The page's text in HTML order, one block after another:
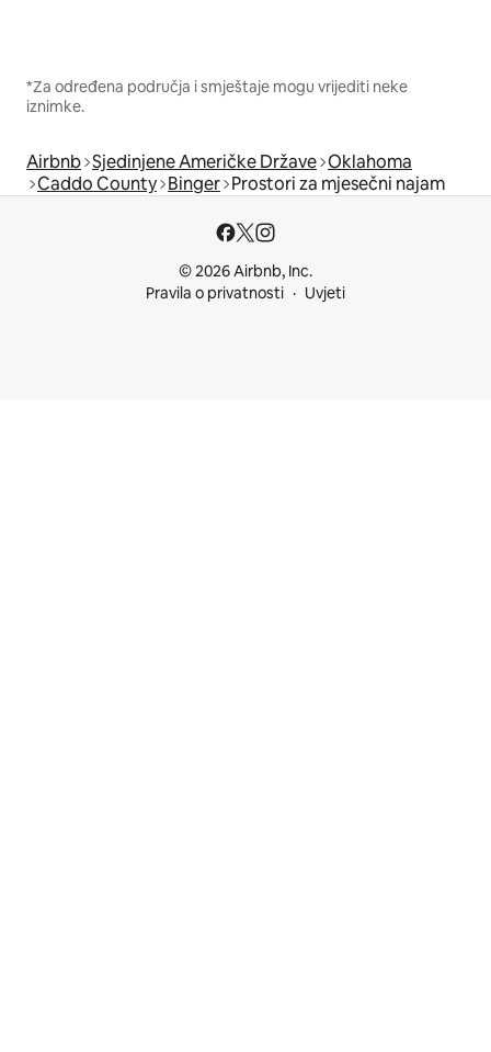
*Za određena područja i smještaje mogu vrijediti neke
iznimke.
Airbnb Sjedinjene Američke Države Oklahoma
Caddo County Binger Prostori za mjesečni najam
© 2026 Airbnb, Inc.
Pravila o privatnosti
Uvjeti